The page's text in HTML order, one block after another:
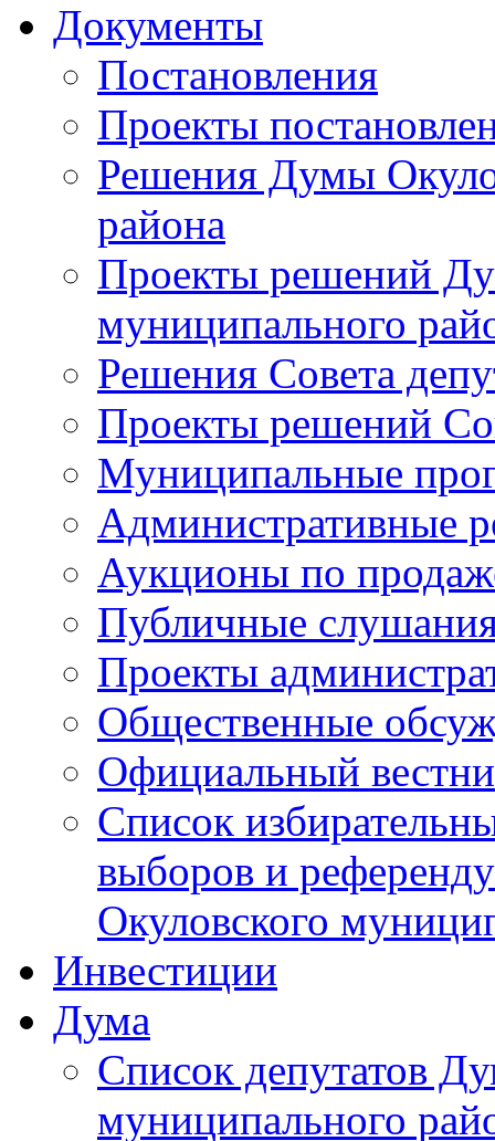
Документы
Постановления
Проекты
Решения Думы
района
Проекты решений
муниципального
Решения Совета
Проекты решений
Муниципальные
Административные
Аукционы по
Публичные
Проекты
Общественные
Официальный
Список
выборов и
Окуловского
Инвестиции
Дума
Список депутатов
муниципального